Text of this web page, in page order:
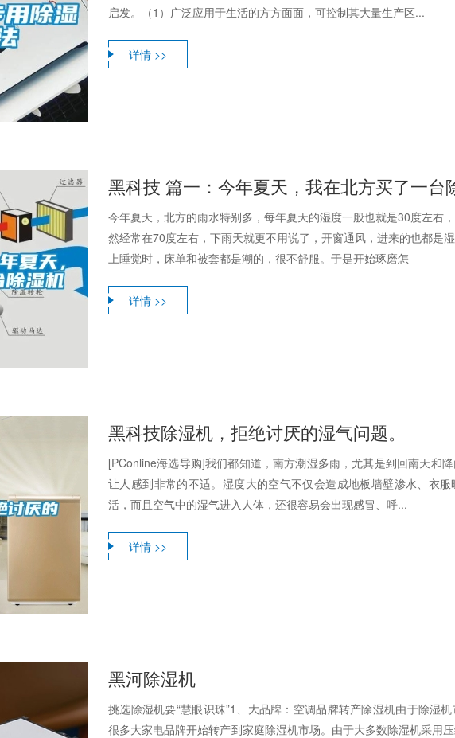
启发。（1）广泛应用于生活的方方面面，可控制其大量生产区...
详情 >>
黑科技 篇一：今年夏天，我在北方买了一台
今年夏天，北方的雨水特别多，每年夏天的湿度一般也就是30度左右
然经常在70度左右，下雨天就更不用说了，开窗通风，进来的也都是
上睡觉时，床单和被套都是潮的，很不舒服。于是开始琢磨怎
详情 >>
黑科技除湿机，拒绝讨厌的湿气问题。
[PConline海选导购]我们都知道，南方潮湿多雨，尤其是到回南天和
让人感到非常的不适。湿度大的空气不仅会造成地板墙壁渗水、衣
活，而且空气中的湿气进入人体，还很容易会出现感冒、呼...
详情 >>
黑河除湿机
挑选除湿机要“慧眼识珠”1、大品牌：空调品牌转产除湿机由于除湿
很多大家电品牌开始转产到家庭除湿机市场。由于大多数除湿机采用